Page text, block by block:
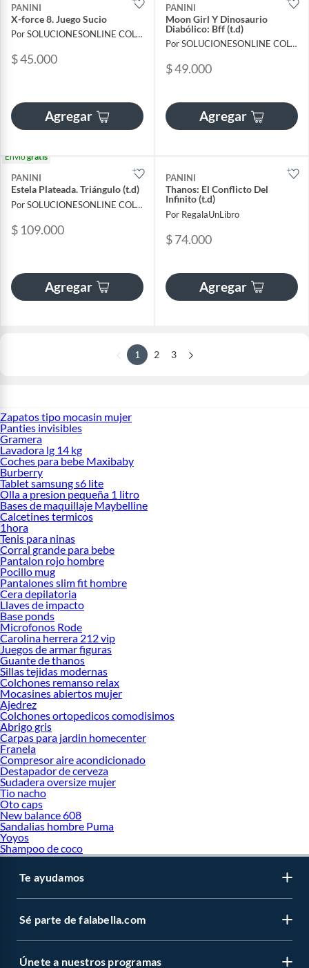
PANINI
X-force 8. Juego Sucio
Por SOLUCIONESONLINE COLOMBIA SAS
$ 45.000
Agregar
PANINI
Moon Girl Y Dinosaurio
Diabólico: Bff (t.d)
Por SOLUCIONESONLINE COLOMBIA SAS
$ 49.000
Agregar
Envíogratis
PANINI
Estela Plateada. Triángulo (t.d)
Por SOLUCIONESONLINE COLOMBIA SAS
$ 109.000
Agregar
PANINI
Thanos: El Conflicto Del
Infinito (t.d)
Por RegalaUnLibro
$ 74.000
Agregar
1 2 3
Zapatos tipo mocasin mujer
Panties invisibles
Gramera
Lavadora lg 14 kg
Coches para bebe Maxibaby
Burberry
Tablet samsung s6 lite
Olla a presion pequeña 1 litro
Bases de maquillaje Maybelline
Calcetines termicos
1hora
Tenis para ninas
Corral grande para bebe
Pantalon rojo hombre
Pocillo mug
Pantalones slim fit hombre
Cera depilatoria
Llaves de impacto
Base ponds
Microfonos Rode
Carolina herrera 212 vip
Juegos de armar figuras
Guante de thanos
Sillas tejidas modernas
Colchones remanso relax
Mocasines abiertos mujer
Ajedrez
Colchones ortopedicos comodisimos
Abrigo gris
Carpas para jardin homecenter
Franela
Compresor aire acondicionado
Destapador de cerveza
Sudadera oversize mujer
Tio nacho
Oto caps
New balance 608
Sandalias hombre Puma
Yoyos
Shampoo de coco
Te ayudamos
Sé parte de falabella.com
Únete a nuestros programas